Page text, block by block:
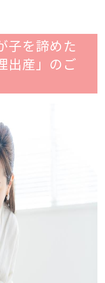
子を諦めた
出産」のご